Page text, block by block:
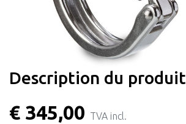
Description du produit
€ 345,00 TVA incl.